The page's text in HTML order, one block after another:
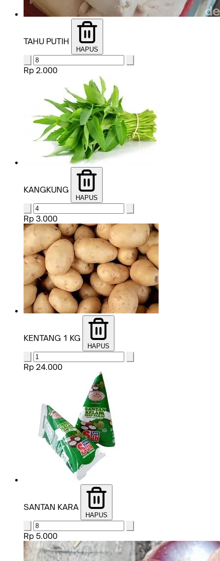
TAHU PUTIH
HAPUS
Rp 2.000
KANGKUNG
HAPUS
Rp 3.000
KENTANG 1 KG
HAPUS
Rp 24.000
SANTAN KARA
HAPUS
Rp 5.000